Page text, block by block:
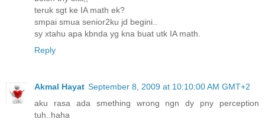
teruk sgt ke IA math ek?
smpai smua senior2ku jd begini..
sy xtahu apa kbnda yg kna buat utk IA math.
Reply
Akmal Hayat September 8, 2009 at 10:10:00 AM GMT+2
aku rasa ada smething wrong ngn dy pny perception
tuh..haha